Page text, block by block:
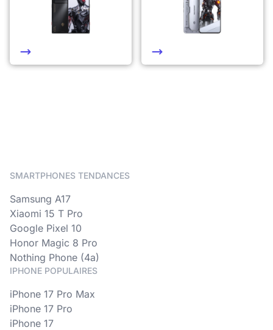
SMARTPHONES TENDANCES
Samsung A17
Xiaomi 15 T Pro
Google Pixel 10
Honor Magic 8 Pro
Nothing Phone (4a)
IPHONE POPULAIRES
iPhone 17 Pro Max
iPhone 17 Pro
iPhone 17